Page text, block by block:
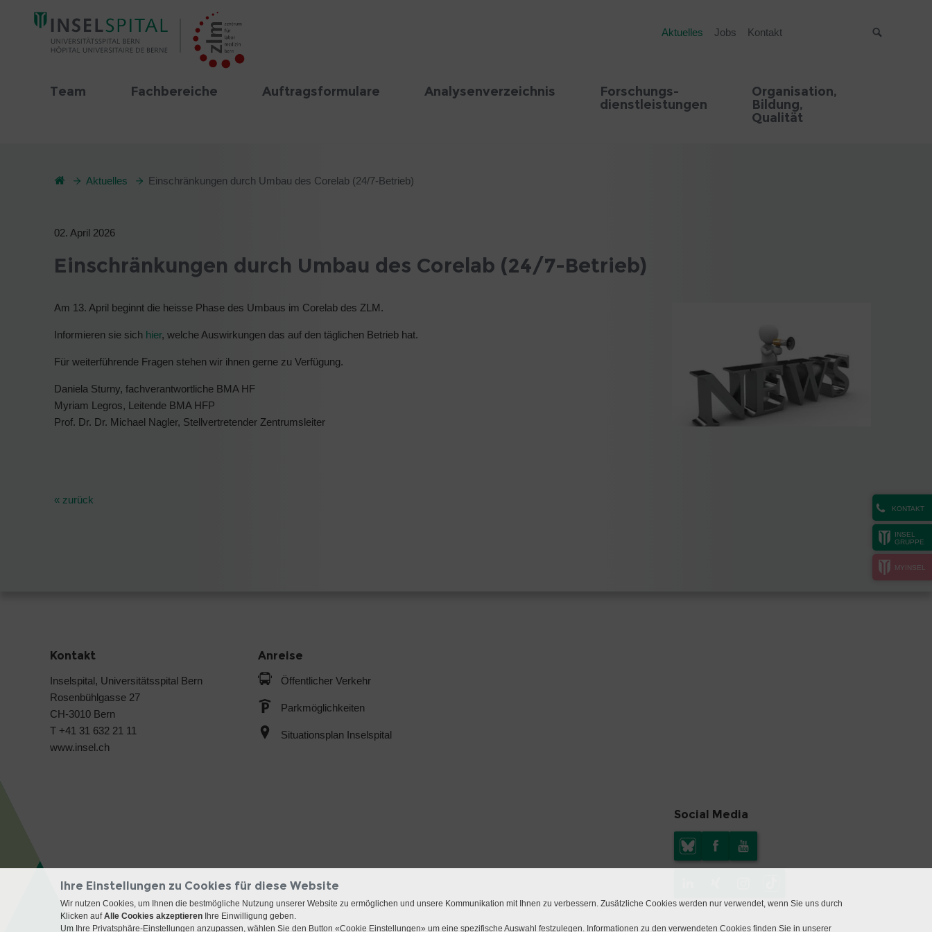
Aktuelles Jobs Kontakt
Team Fachbereiche Auftragsformulare Analysenverzeichnis
Forschungs-
dienstleistungen
Organisation,
Bildung,
Qualität
KONTAKT
INSEL
GRUPPE
MYINSEL
Aktuelles Einschränkungen durch Umbau des Corelab (24/7-Betrieb)
02. April 2026
Einschränkungen durch Umbau des Corelab (24/7-Betrieb)
Am 13. April beginnt die heisse Phase des Umbaus im Corelab des ZLM.
Informieren sie sich hier, welche Auswirkungen das auf den täglichen Betrieb hat.
Für weiterführende Fragen stehen wir ihnen gerne zu Verfügung.
Daniela Sturny, fachverantwortliche BMA HF
Myriam Legros, Leitende BMA HFP
Prof. Dr. Dr. Michael Nagler, Stellvertretender Zentrumsleiter
« zurück
Kontakt
Inselspital, Universitätsspital Bern
Rosenbühlgasse 27
CH-3010 Bern
T +41 31 632 21 11
www.insel.ch
Anreise
Öffentlicher Verkehr
Parkmöglichkeiten
Situationsplan Inselspital
Social Media
Ihre Einstellungen zu Cookies für diese Website
Wir nutzen Cookies, um Ihnen die bestmögliche Nutzung unserer Website zu ermöglichen und unsere Kommunikation mit Ihnen zu verbessern. Zusätzliche Cookies werden nur verwendet, wenn Sie uns durch
Klicken aufAlle Cookies akzeptieren Ihre Einwilligung geben.
Um Ihre Privatsphäre-Einstellungen anzupassen, wählen Sie den Button «Cookie Einstellungen» um eine spezifische Auswahl festzulegen. Informationen zu den verwendeten Cookies finden Sie in unserer